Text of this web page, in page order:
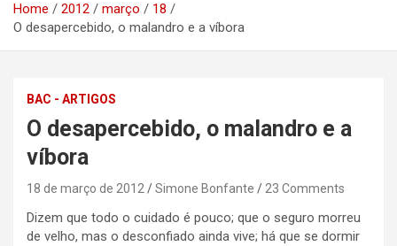
Home 2012 março
18
O desapercebido, o malandro e a víbora
BAC - ARTIGOS
O desapercebido, o malandro e a
víbora
18 de março de 2012 Simone Bonfante 23 Comments
Dizem que todo o cuidado é pouco; que o seguro morreu
de velho, mas o desconfiado ainda vive; há que se dormir